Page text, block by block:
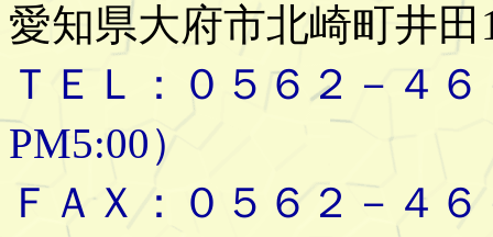
愛知県大府市北崎町井田
ＴＥＬ：０５６２－４
PM5:00）
ＦＡＸ：０５６２－４